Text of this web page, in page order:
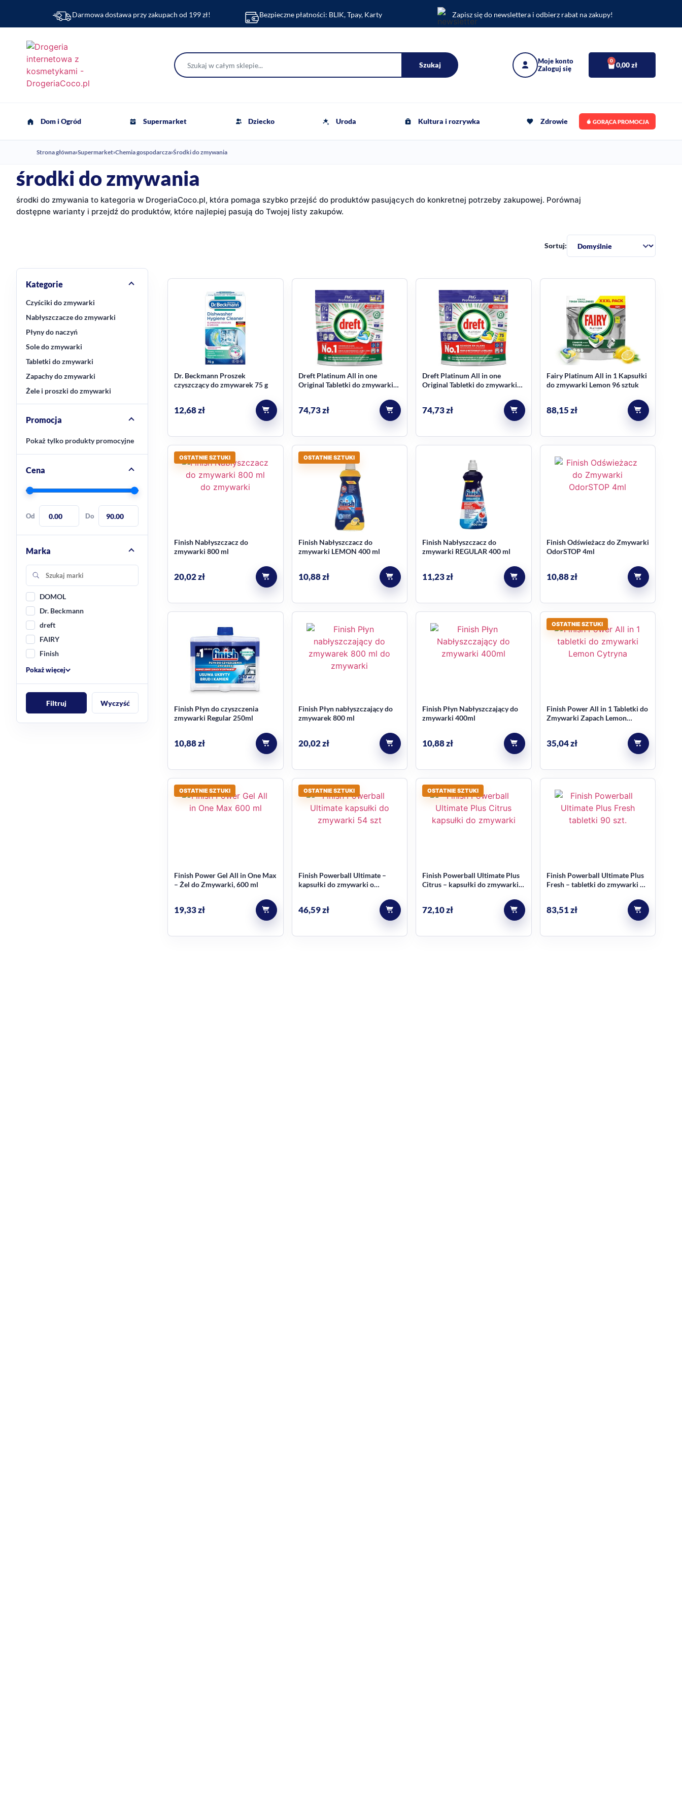
Darmowa dostawa przy zakupach od 199 zł! Bezpieczne płatności: BLIK, Tpay, Karty Zapisz się do newslettera i odbierz rabat na zakupy!
Szukaj 0,00zł
0
Dom i Ogród Supermarket Dziecko Uroda Kultura i rozrywka Zdrowie GORĄCA PROMOCJA
Strona główna›Supermarket›Chemia gospodarcza›Środki do zmywania
środki do zmywania
środki do zmywania to kategoria w DrogeriaCoco.pl, która pomaga szybko przejść do produktów pasujących do konkretnej potrzeby zakupowej. Porównaj
dostępne warianty i przejdź do produktów, które najlepiej pasują do Twojej listy zakupów.
Sortuj:
Kategorie
Czyściki do zmywarki
Nabłyszczacze do zmywarki
Płyny do naczyń
Sole do zmywarki
Tabletki do zmywarki
Zapachy do zmywarki
Żele i proszki do zmywarki
Promocja
Pokaż tylko produkty promocyjne
Cena
Od Do
Marka
DOMOL
Dr. Beckmann
dreft
FAIRY
Finish
Pokaż więcej
Filtruj Wyczyść
Dr. Beckmann Proszek
czyszczący do zmywarek 75 g
12,68zł
Dreft Platinum All in one
Original Tabletki do zmywarki
74,73zł
Dreft Platinum All in one
Original Tabletki do zmywarki
74,73zł
Fairy Platinum All in 1 Kapsułki
do zmywarki Lemon 96 sztuk
88,15zł
OSTATNIE SZTUKI
Finish Nabłyszczacz do
zmywarki 800 ml
20,02zł
OSTATNIE SZTUKI
Finish Nabłyszczacz do
zmywarki LEMON 400 ml
10,88zł
Finish Nabłyszczacz do
zmywarki REGULAR 400 ml
11,23zł
Finish Odświeżacz do Zmywarki
OdorSTOP 4ml
10,88zł
Finish Płyn do czyszczenia
zmywarki Regular 250ml
10,88zł
Finish Płyn nabłyszczający do
zmywarek 800 ml
20,02zł
Finish Płyn Nabłyszczający do
zmywarki 400ml
10,88zł
OSTATNIE SZTUKI
Finish Power All in 1 Tabletki do
Zmywarki Zapach Lemon
35,04zł
OSTATNIE SZTUKI
Finish Power Gel All in One Max
– Żel do Zmywarki, 600 ml
19,33zł
OSTATNIE SZTUKI
Finish Powerball Ultimate –
kapsułki do zmywarki o
46,59zł
OSTATNIE SZTUKI
Finish Powerball Ultimate Plus
Citrus – kapsułki do zmywarki
72,10zł
Finish Powerball Ultimate Plus
Fresh – tabletki do zmywarki 90
83,51zł